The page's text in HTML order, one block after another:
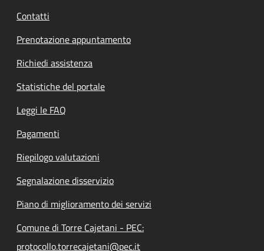
Contatti
Prenotazione appuntamento
Richiedi assistenza
Statistiche del portale
Leggi le FAQ
Pagamenti
Riepilogo valutazioni
Segnalazione disservizio
Piano di miglioramento dei servizi
Comune di Torre Cajetani - PEC:
protocollo.torrecajetani@pec.it